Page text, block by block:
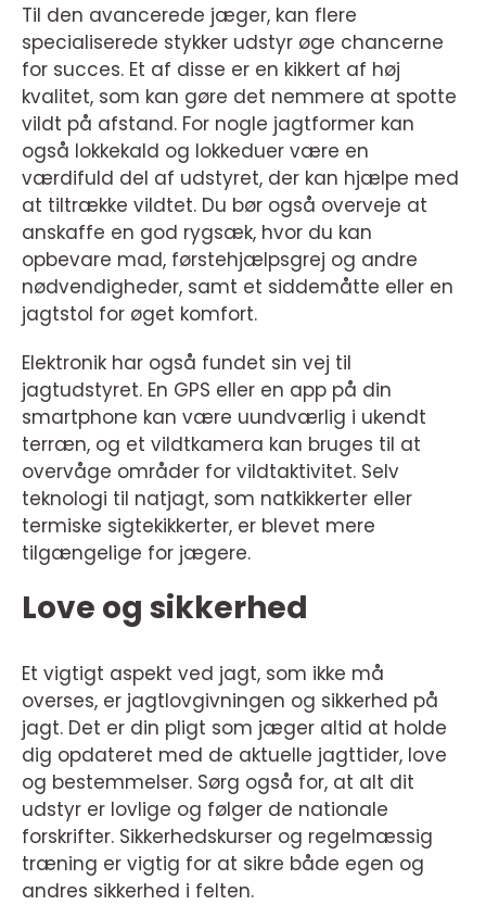
Til den avancerede jæger, kan flere
specialiserede stykker udstyr øge chancerne
for succes. Et af disse er en kikkert af høj
kvalitet, som kan gøre det nemmere at spotte
vildt på afstand. For nogle jagtformer kan
også lokkekald og lokkeduer være en
værdifuld del af udstyret, der kan hjælpe med
at tiltrække vildtet. Du bør også overveje at
anskaffe en god rygsæk, hvor du kan
opbevare mad, førstehjælpsgrej og andre
nødvendigheder, samt et siddemåtte eller en
jagtstol for øget komfort.
Elektronik har også fundet sin vej til
jagtudstyret. En GPS eller en app på din
smartphone kan være uundværlig i ukendt
terræn, og et vildtkamera kan bruges til at
overvåge områder for vildtaktivitet. Selv
teknologi til natjagt, som natkikkerter eller
termiske sigtekikkerter, er blevet mere
tilgængelige for jægere.
Love og sikkerhed
Et vigtigt aspekt ved jagt, som ikke må
overses, er jagtlovgivningen og sikkerhed på
jagt. Det er din pligt som jæger altid at holde
dig opdateret med de aktuelle jagttider, love
og bestemmelser. Sørg også for, at alt dit
udstyr er lovlige og følger de nationale
forskrifter. Sikkerhedskurser og regelmæssig
træning er vigtig for at sikre både egen og
andres sikkerhed i felten.